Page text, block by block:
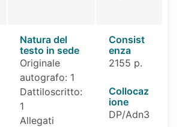
Natura del
testo in sede
Originale
autografo: 1
Dattiloscritto:
1
Allegati
Consist
enza
2155 p.
Collocaz
ione
DP/Adn3